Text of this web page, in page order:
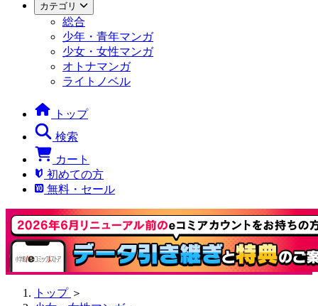
カテゴリ
総合
少年・青年マンガ
少女・女性マンガ
オトナマンガ
ライトノベル
トップ
検索
カート
初めての方
無料・セール
トップ ＞